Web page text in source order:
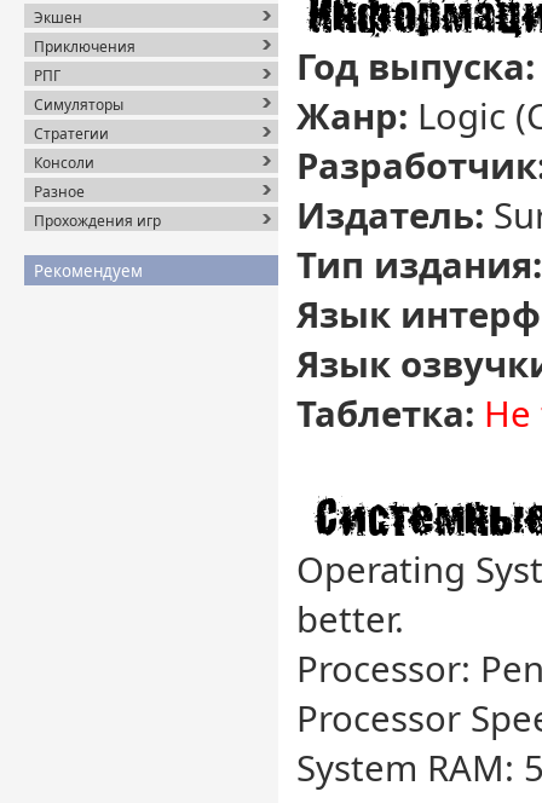
Экшен
Приключения
РПГ
Симуляторы
Стратегии
Консоли
Разное
Прохождения игр
Рекомендуем
Год выпуска:
Жанр: Logic
Издатель:
Тип издания:
Язык
Язык
Таблетка: Не
Operating
better.
Processor:
Processor
System RAM: